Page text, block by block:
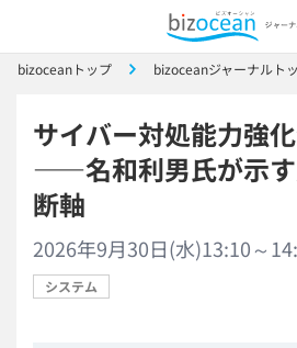
bizoceanトップ bizoceanジャーナルト
サイバー対処能力強
——名和利男氏が示す
断軸
2026年9月30日(水)13:10～
システム